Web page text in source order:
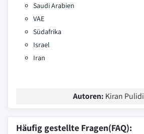
Saudi Arabien
VAE
Südafrika
Israel
Iran
Autoren: Kiran
Häufig gestellte Fragen(FAQ):